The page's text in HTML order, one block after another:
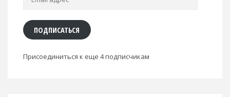
ПОДПИСАТЬСЯ
Присоединиться к еще 4 подписчикам